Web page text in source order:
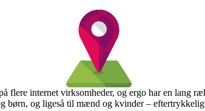
flere internet virksomheder, og ergo har en lang
børn, og ligeså til mænd og kvinder –